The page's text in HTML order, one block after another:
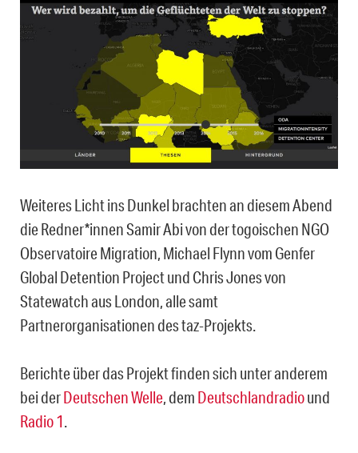
Weiteres Licht ins Dunkel brachten an diesem Abend
die Redner*innen Samir Abi von der togoischen NGO
Observatoire Migration, Michael Flynn vom Genfer
Global Detention Project und Chris Jones von
Statewatch aus London, alle samt
Partnerorganisationen des taz-Projekts.
Berichte über das Projekt finden sich unter anderem
bei derDeutschen Welle , dem Deutschlandradiound
Radio 1